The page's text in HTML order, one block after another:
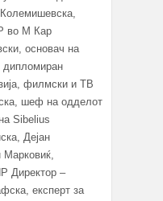
во М Кар
oсновач на
дипломиран
филмски и ТВ
шеф на одделот
Sibelius
Дејан
Марковиќ,
Директор –
експерт за